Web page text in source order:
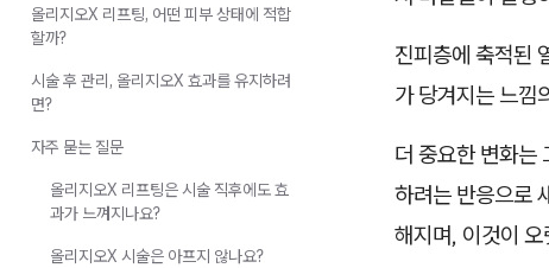
진피층에 축적된
가 당겨지는 느낌
더 중요한 변화는
하려는 반응으로
해지며, 이것이
올리지오X 리프팅, 어떤 피부 상태에 적합
할까?
시술 후 관리, 올리지오X 효과를 유지하려
면?
자주 묻는 질문
올리지오X 리프팅은 시술 직후에도 효
과가 느껴지나요?
올리지오X 시술은 아프지 않나요?